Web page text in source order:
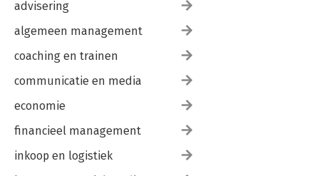
advisering
algemeen management
coaching en trainen
communicatie en media
economie
financieel management
inkoop en logistiek